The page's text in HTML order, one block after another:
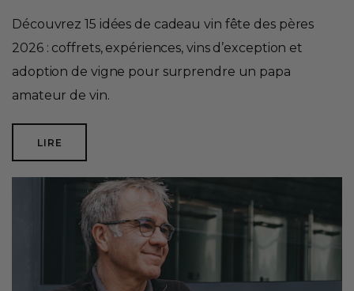
Découvrez 15 idées de cadeau vin fête des pères
2026 : coffrets, expériences, vins d’exception et
adoption de vigne pour surprendre un papa
amateur de vin.
LIRE